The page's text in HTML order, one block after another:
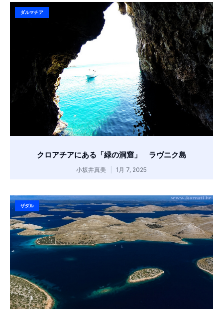
ダルマチア
クロアチアにある「緑の洞窟」 ラヴニク島
小坂井真美 1月 7, 2025
ザダル